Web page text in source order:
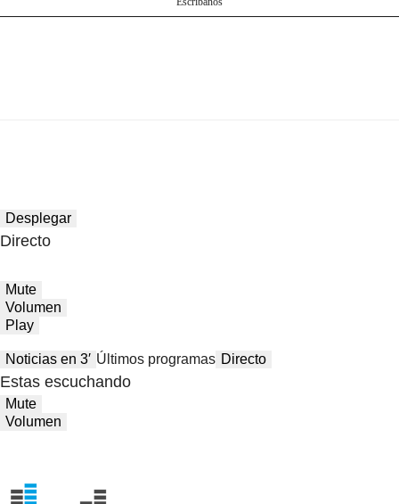
Desplegar
Directo
Mute
Volumen
Play
Noticias en 3′ Últimos programas Directo
Estas escuchando
Mute
Volumen